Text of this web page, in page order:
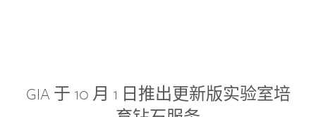
GIA 于 10 月 1 日推出更新版实验室培